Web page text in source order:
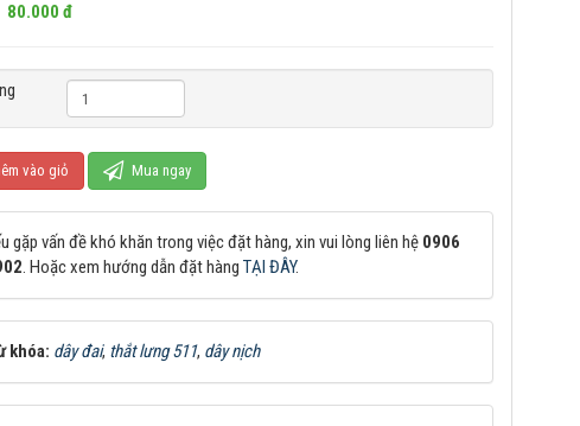
80.000 đ
vào giỏ Mua ngay
gặp vấn đề khó khăn trong việc đặt hàng, xin vui lòng liên hệ 0906
. Hoặc xem hướng dẫn đặt hàngTẠI ĐÂY.
khóa: dây đai, thắt lưng 511, dây nịch